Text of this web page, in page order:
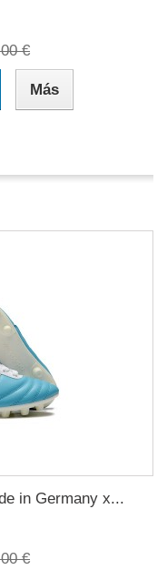
€
Más
in Germany x...
€